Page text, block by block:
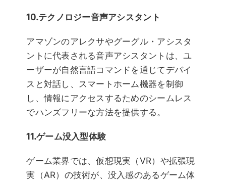
10.テクノロジー音声アシスタント
アマゾンのアレクサやグーグル・アシスタ
ントに代表される音声アシスタントは、ユ
ーザーが自然言語コマンドを通じてデバイ
スと対話し、スマートホーム機器を制御
し、情報にアクセスするためのシームレス
でハンズフリーな方法を提供する。
11.ゲーム没入型体験
ゲーム業界では、仮想現実（VR）や拡張現
実（AR）の技術が、没入感のあるゲーム体